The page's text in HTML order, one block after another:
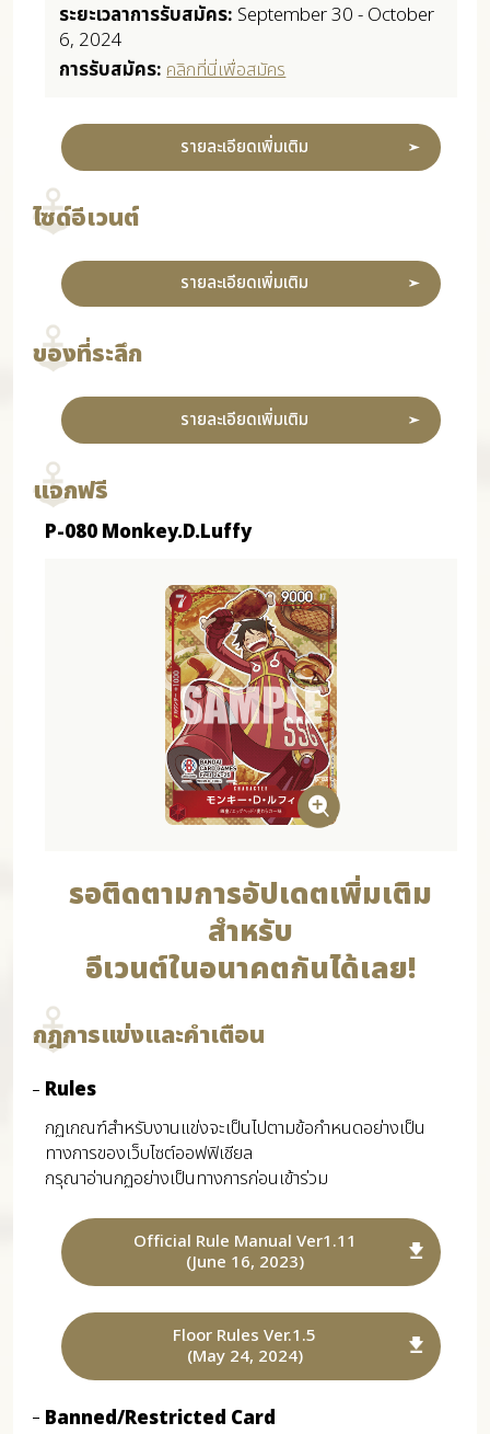
ระยะเวลาการรับสมัคร: September 30 - October
6, 2024
การรับสมัคร:คลิกที่นี่เพื่อสมัคร
รายละเอียดเพิ่มเติม
ไซด์อีเวนต์
รายละเอียดเพิ่มเติม
ของที่ระลึก
รายละเอียดเพิ่มเติม
แจกฟรี
P-080 Monkey.D.Luffy
รอติดตามการอัปเดตเพิ่มเติม
สำหรับ
อีเวนต์ในอนาคตกันได้เลย!
กฎการแข่งและคำเตือน
Rules
กฏเกณฑ์สำหรับงานแข่งจะเป็นไปตามข้อกำหนดอย่างเป็น
ทางการของเว็บไซต์ออฟฟิเชียล
กรุณาอ่านกฏอย่างเป็นทางการก่อนเข้าร่วม
Official Rule Manual Ver1.11
(June 16, 2023)
Floor Rules Ver.1.5
(May 24, 2024)
Banned/Restricted Card